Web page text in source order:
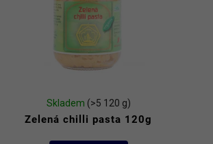
Zelená chilli pasta 120g
Skladem (>5 120 g)